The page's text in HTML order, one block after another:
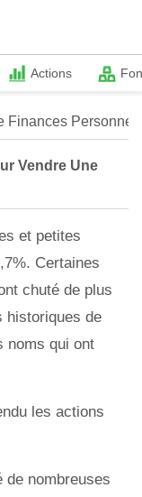
Actions
Finances
Vendre Une
et petites
Certaines
chuté de plus
historiques de
noms qui ont
les actions
nombreuses